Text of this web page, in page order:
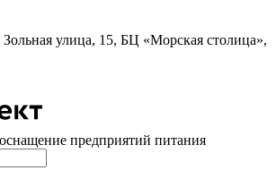
Зольная улица, 15, БЦ «Морская столица»,
предприятий питания